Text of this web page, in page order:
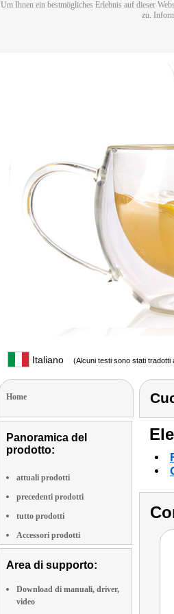
Um Ihnen ein bestmögliches Erlebnis auf dieser
zu.
Italiano (Alcuni testi sono stati tradotti
Home
Panoramica del
prodotto:
attuali prodotti
precedenti prodotti
tutto prodotti
Accessori prodotti
Area di supporto:
Download di manuali, driver,
video